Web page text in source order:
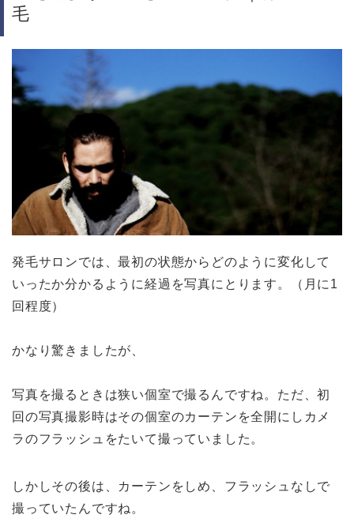
毛
発毛サロンでは、最初の状態からどのように変化して
いったか分かるように経過を写真にとります。（月に1
回程度）
かなり驚きましたが、
写真を撮るときは狭い個室で撮るんですね。ただ、初
回の写真撮影時はその個室のカーテンを全開にしカメ
ラのフラッシュをたいて撮っていました。
しかしその後は、カーテンをしめ、フラッシュなしで
撮っていたんですね。